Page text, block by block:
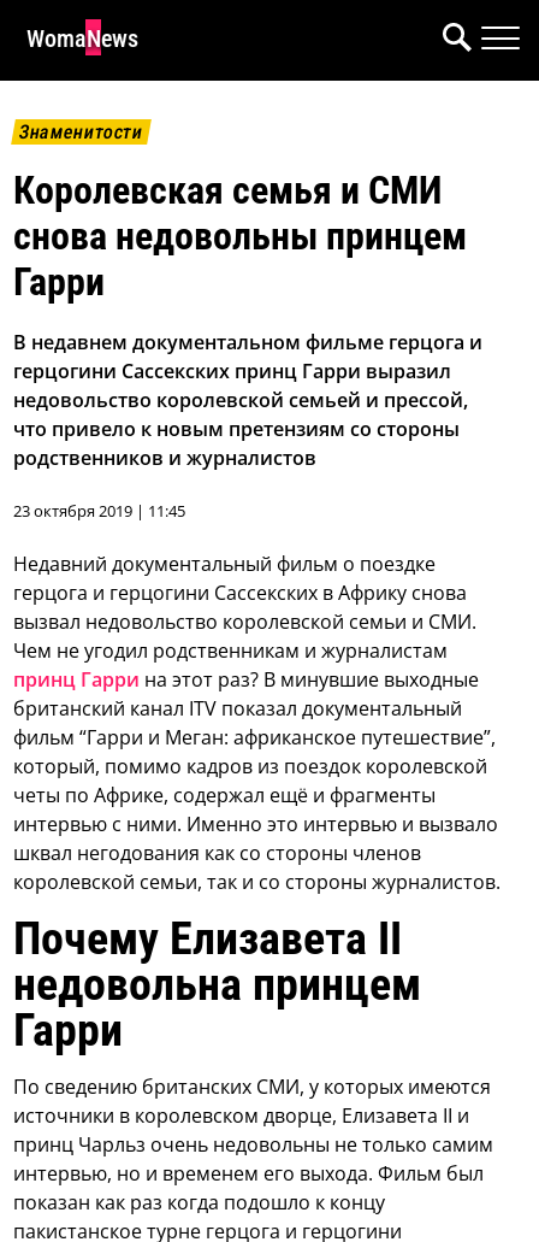
WomaNews
Знаменитости
Королевская семья и СМИ
снова недовольны принцем
Гарри
В недавнем документальном фильме герцога и
герцогини Сассекских принц Гарри выразил
недовольство королевской семьей и прессой,
что привело к новым претензиям со стороны
родственников и журналистов
23 октября 2019 | 11:45
Недавний документальный фильм о поездке
герцога и герцогини Сассекских в Африку снова
вызвал недовольство королевской семьи и СМИ.
Чем не угодил родственникам и журналистам
принц Гарри на этот раз? В минувшие выходные
британский канал ITV показал документальный
фильм “Гарри и Меган: африканское путешествие”,
который, помимо кадров из поездок королевской
четы по Африке, содержал ещё и фрагменты
интервью с ними. Именно это интервью и вызвало
шквал негодования как со стороны членов
королевской семьи, так и со стороны журналистов.
Почему Елизавета II
недовольна принцем
Гарри
По сведению британских СМИ, у которых имеются
источники в королевском дворце, Елизавета II и
принц Чарльз очень недовольны не только самим
интервью, но и временем его выхода. Фильм был
показан как раз когда подошло к концу
пакистанское турне герцога и герцогини